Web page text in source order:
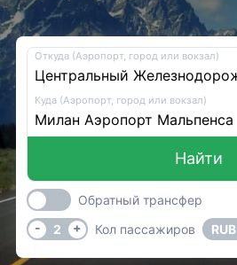
Откуда (Аэропорт, город или вокзал)
Куда (Аэропорт, город или вокзал)
Найти
Обратный трансфер
-
2 + Кол пассажиров RUB